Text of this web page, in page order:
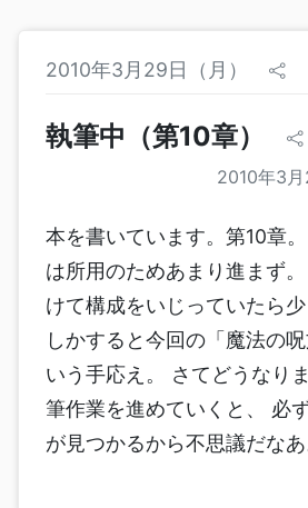
2010年3月29日（月）
執筆中（第10章）
2010年3
本を書いています。第10章
は所用のためあまり進まず
けて構成をいじっていたら
しかすると今回の「魔法の
いう手応え。 さてどうなり
筆作業を進めていくと、 必
が見つかるから不思議だなあ